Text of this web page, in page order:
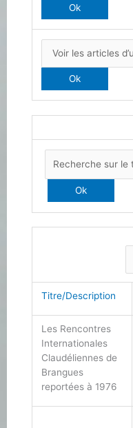
Titre/Description
Les Rencontres
Internationales
Claudéliennes de
Brangues
reportées à 1976